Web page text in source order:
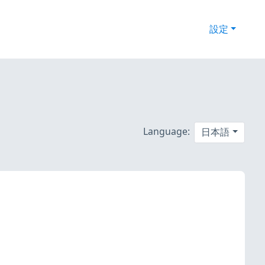
設定
Language: 日本語